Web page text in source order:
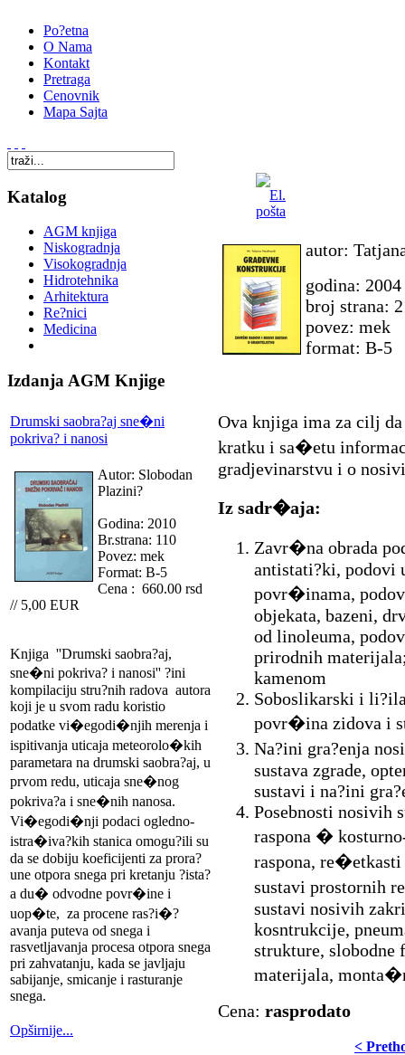
Po?etna
O Nama
Kontakt
Pretraga
Cenovnik
Mapa Sajta
Katalog
AGM knjiga
Niskogradnja
Visokogradnja
Hidrotehnika
Arhitektura
Re?nici
Medicina
Izdanja AGM Knjige
Drumski saobra?aj sne�ni
pokriva? i nanosi
Autor: Slobodan
Plazini?
Godina: 2010
Br.strana: 110
Povez: mek
Format: B-5
Cena : 660.00 rsd
// 5,00 EUR
Knjiga ''Drumski saobra?aj,
sne�ni pokriva? i nanosi'' ?ini
kompilaciju stru?nih radova autora
koji je u svom radu koristio
podatke vi�egodi�njih merenja i
ispitivanja uticaja meteorolo�kih
parametara na drumski saobra?aj, u
prvom redu, uticaja sne�nog
pokriva?a i sne�nih nanosa.
Vi�egodi�nji podaci ogledno-
istra�iva?kih stanica omogu?ili su
da se dobiju koeficijenti za prora?
une otpora snega pri kretanju ?ista?
a du� odvodne povr�ine i
uop�te, za procene ras?i�?
avanja puteva od snega i
rasvetljavanja procesa otpora snega
pri zahvatanju, kada se javljaju
sabijanje, smicanje i rasturanje
snega.
Opširnije...
autor:
godina: 2004
broj strana:
povez: mek
format: B-5
Ova knjiga ima za cilj
kratku i sa�etu
gradjevinarstvu i o
Iz sadr�aja:
Zavr�na obrada
antistati?ki, podovi
povr�inama,
objekata, bazeni,
od linoleuma,
prirodnih
kamenom
Soboslikarski i
povr�ina zidova i
Na?ini gra?enja
sustava zgrade,
sustavi i na?ini
Posebnosti nosivih
raspona �
raspona,
sustavi prostornih
sustavi nosivih
kosntrukcije,
strukture,
materijala,
Cena: rasprodato
<